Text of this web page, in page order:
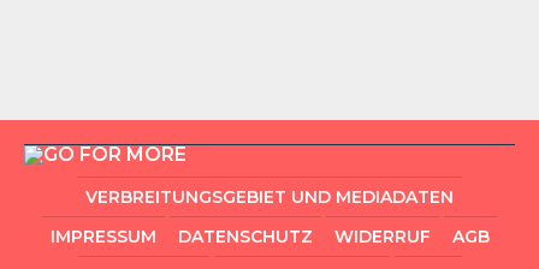
VERBREITUNGSGEBIET UND MEDIADATEN
IMPRESSUM
DATENSCHUTZ WIDERRUF
AGB